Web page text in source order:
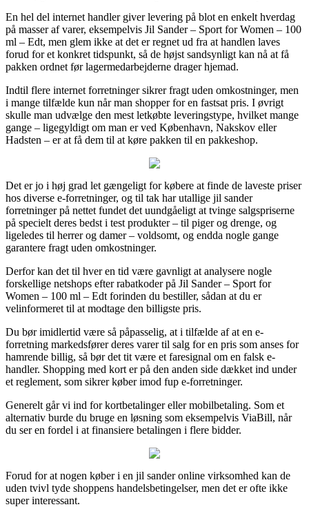
En hel del internet handler giver levering på blot en enkelt hverdag
på masser af varer, eksempelvis Jil Sander – Sport for Women – 100
ml – Edt, men glem ikke at det er regnet ud fra at handlen laves
forud for et konkret tidspunkt, så de højst sandsynligt kan nå at få
pakken ordnet før lagermedarbejderne drager hjemad.
Indtil flere internet forretninger sikrer fragt uden omkostninger, men
i mange tilfælde kun når man shopper for en fastsat pris. I øvrigt
skulle man udvælge den mest letkøbte leveringstype, hvilket mange
gange – ligegyldigt om man er ved København, Nakskov eller
Hadsten – er at få dem til at køre pakken til en pakkeshop.
Det er jo i høj grad let gængeligt for købere at finde de laveste priser
hos diverse e-forretninger, og til tak har utallige jil sander
forretninger på nettet fundet det uundgåeligt at tvinge salgspriserne
på specielt deres bedst i test produkter – til piger og drenge, og
ligeledes til herrer og damer – voldsomt, og endda nogle gange
garantere fragt uden omkostninger.
Derfor kan det til hver en tid være gavnligt at analysere nogle
forskellige netshops efter rabatkoder på Jil Sander – Sport for
Women – 100 ml – Edt forinden du bestiller, sådan at du er
velinformeret til at modtage den billigste pris.
Du bør imidlertid være så påpasselig, at i tilfælde af at en e-
forretning markedsfører deres varer til salg for en pris som anses for
hamrende billig, så bør det tit være et faresignal om en falsk e-
handler. Shopping med kort er på den anden side dækket ind under
et reglement, som sikrer køber imod fup e-forretninger.
Generelt går vi ind for kortbetalinger eller mobilbetaling. Som et
alternativ burde du bruge en løsning som eksempelvis ViaBill, når
du ser en fordel i at finansiere betalingen i flere bidder.
Forud for at nogen køber i en jil sander online virksomhed kan de
uden tvivl tyde shoppens handelsbetingelser, men det er ofte ikke
super interessant.